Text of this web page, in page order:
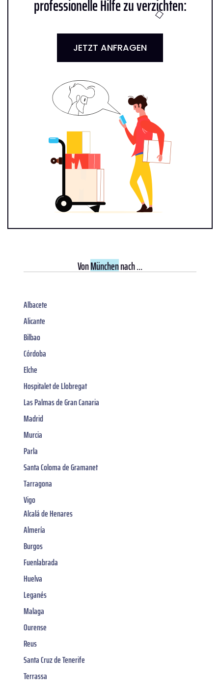
professionelle Hilfe zu verzichten:
JETZT ANFRAGEN
VonMünchennach ...
Albacete
Alicante
Bilbao
Córdoba
Elche
Hospitalet de Llobregat
Las Palmas de Gran Canaria
Madrid
Murcia
Parla
Santa Coloma de Gramanet
Tarragona
Vigo
Alcalá de Henares
Almería
Burgos
Fuenlabrada
Huelva
Leganés
Malaga
Ourense
Reus
Santa Cruz de Tenerife
Terrassa